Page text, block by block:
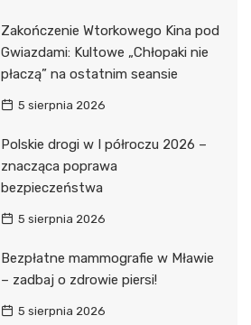
Zakończenie Wtorkowego Kina pod
Gwiazdami: Kultowe „Chłopaki nie
płaczą” na ostatnim seansie
5 sierpnia 2026
Polskie drogi w I półroczu 2026 –
znacząca poprawa
bezpieczeństwa
5 sierpnia 2026
Bezpłatne mammografie w Mławie
– zadbaj o zdrowie piersi!
5 sierpnia 2026